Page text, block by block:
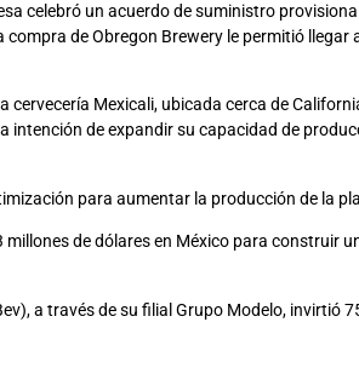
celebró un acuerdo de suministro
de Obregon Brewery le permitió
Mexicali, ubicada cerca de
intención de expandir su capacidad de
para aumentar la producción de la
de dólares en México para construir
a través de su filial Grupo Modelo, invirtió